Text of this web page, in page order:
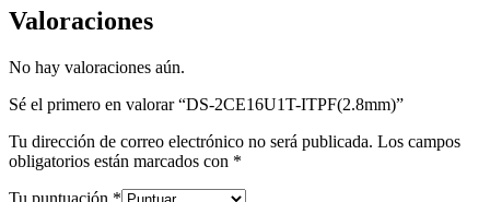
Valoraciones
No hay valoraciones aún.
Sé el primero en valorar “DS-2CE16U1T-ITPF(2.8mm)”
Tu dirección de correo electrónico no será publicada. Los campos
obligatorios están marcados con *
Tu puntuación *